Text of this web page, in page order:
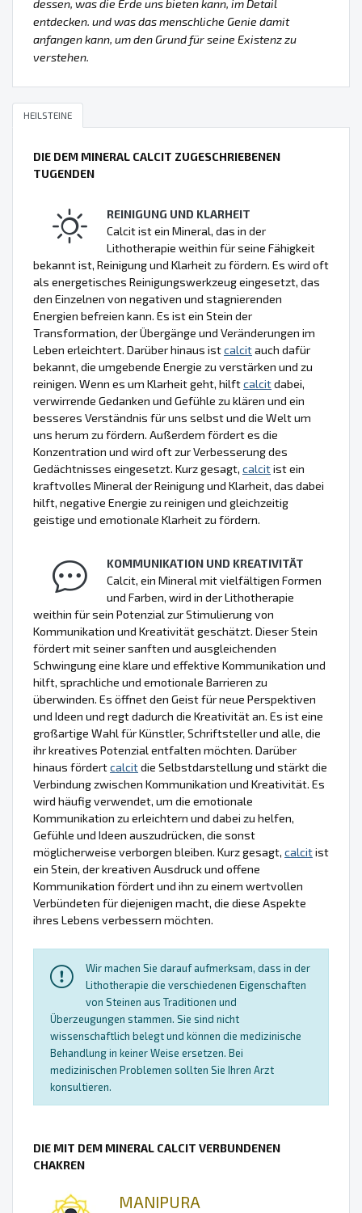
dessen, was die Erde uns bieten kann, im Detail
entdecken. und was das menschliche Genie damit
anfangen kann, um den Grund für seine Existenz zu
verstehen.
HEILSTEINE
DIE DEM MINERAL CALCIT ZUGESCHRIEBENEN
TUGENDEN
REINIGUNG UND KLARHEIT
Calcit ist ein Mineral, das in der
Lithotherapie weithin für seine Fähigkeit
bekannt ist, Reinigung und Klarheit zu fördern. Es wird oft
als energetisches Reinigungswerkzeug eingesetzt, das
den Einzelnen von negativen und stagnierenden
Energien befreien kann. Es ist ein Stein der
Transformation, der Übergänge und Veränderungen im
Leben erleichtert. Darüber hinaus istcalcitauch dafür
bekannt, die umgebende Energie zu verstärken und zu
reinigen. Wenn es um Klarheit geht, hilftcalcitdabei,
verwirrende Gedanken und Gefühle zu klären und ein
besseres Verständnis für uns selbst und die Welt um
uns herum zu fördern. Außerdem fördert es die
Konzentration und wird oft zur Verbesserung des
Gedächtnisses eingesetzt. Kurz gesagt, calcitist ein
kraftvolles Mineral der Reinigung und Klarheit, das dabei
hilft, negative Energie zu reinigen und gleichzeitig
geistige und emotionale Klarheit zu fördern.
KOMMUNIKATION UND KREATIVITÄT
Calcit, ein Mineral mit vielfältigen Formen
und Farben, wird in der Lithotherapie
weithin für sein Potenzial zur Stimulierung von
Kommunikation und Kreativität geschätzt. Dieser Stein
fördert mit seiner sanften und ausgleichenden
Schwingung eine klare und effektive Kommunikation und
hilft, sprachliche und emotionale Barrieren zu
überwinden. Es öffnet den Geist für neue Perspektiven
und Ideen und regt dadurch die Kreativität an. Es ist eine
großartige Wahl für Künstler, Schriftsteller und alle, die
ihr kreatives Potenzial entfalten möchten. Darüber
hinaus fördertcalcitdie Selbstdarstellung und stärkt die
Verbindung zwischen Kommunikation und Kreativität. Es
wird häufig verwendet, um die emotionale
Kommunikation zu erleichtern und dabei zu helfen,
Gefühle und Ideen auszudrücken, die sonst
möglicherweise verborgen bleiben. Kurz gesagt, calcitist
ein Stein, der kreativen Ausdruck und offene
Kommunikation fördert und ihn zu einem wertvollen
Verbündeten für diejenigen macht, die diese Aspekte
ihres Lebens verbessern möchten.
Wir machen Sie darauf aufmerksam, dass in der
Lithotherapie die verschiedenen Eigenschaften
von Steinen aus Traditionen und
Überzeugungen stammen. Sie sind nicht
wissenschaftlich belegt und können die medizinische
Behandlung in keiner Weise ersetzen. Bei
medizinischen Problemen sollten Sie Ihren Arzt
konsultieren.
DIE MIT DEM MINERAL CALCIT VERBUNDENEN
CHAKREN
MANIPURA